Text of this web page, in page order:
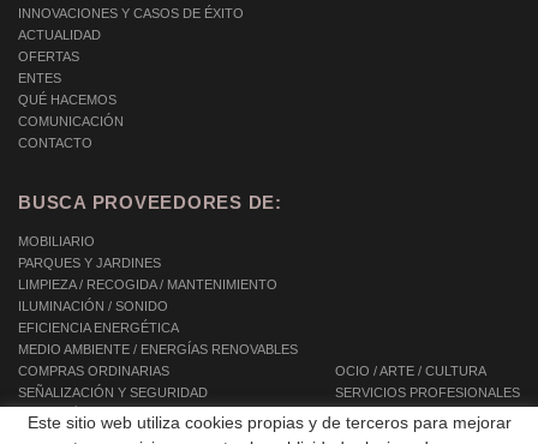
INNOVACIONES Y CASOS DE ÉXITO
ACTUALIDAD
OFERTAS
ENTES
QUÉ HACEMOS
COMUNICACIÓN
CONTACTO
BUSCA PROVEEDORES DE:
MOBILIARIO
PARQUES Y JARDINES
LIMPIEZA / RECOGIDA / MANTENIMIENTO
ILUMINACIÓN / SONIDO
EFICIENCIA ENERGÉTICA
MEDIO AMBIENTE / ENERGÍAS RENOVABLES
COMPRAS ORDINARIAS
SEÑALIZACIÓN Y SEGURIDAD
INFORMÁTICA / TIC / TELECOMUNICACIONES
AUTOMOCIÓN / TRANSPORTE / MOVILIDAD
OCIO / ARTE / CULTURA
SERVICIOS PROFESIONALES
SERVICIOS INTEGRALES
SERVICIOS A LAS PERSONAS
Este sitio web utiliza cookies propias y de terceros para mejorar